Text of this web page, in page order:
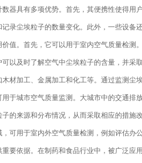
具有多项优势。首先，其便携性使得用
录尘埃粒子的数量变化。此外，一些设
值。首先，它可以用于室内空气质量检
以及时了解空气中尘埃粒子的含量，并采
木材加工、金属加工和化工等。通过监测
于城市空气质量监测。大城市中的交通
的来源和分布情况，从而采取相应的措施改
用于室内外空气质量检测，例如评估办
重要依据。在制药和食品行业中，被广泛